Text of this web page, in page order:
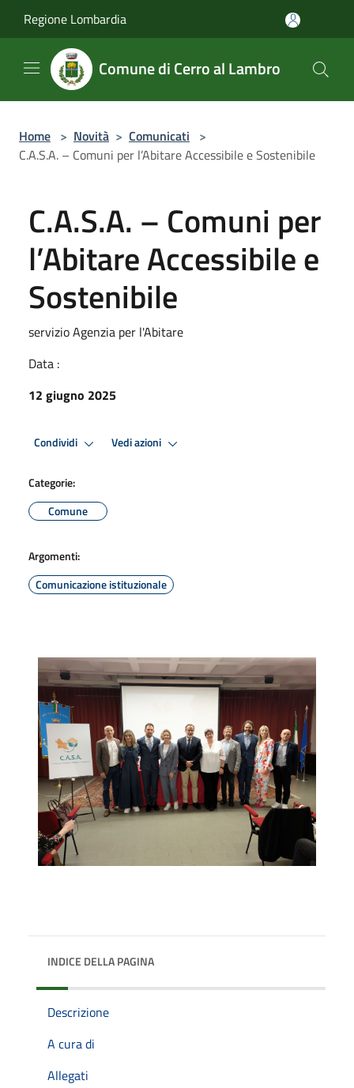
Regione Lombardia
Comune di Cerro al Lambro
Home > Novità > Comunicati >
C.A.S.A. – Comuni per l’Abitare Accessibile e Sostenibile
C.A.S.A. – Comuni per
l’Abitare Accessibile e
Sostenibile
servizio Agenzia per l'Abitare
Data :
12 giugno 2025
Condividi Vedi azioni
Categorie:
Comune
Argomenti:
Comunicazione istituzionale
INDICE DELLA PAGINA
Descrizione
A cura di
Allegati